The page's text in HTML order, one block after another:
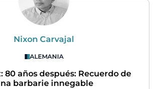
Nixon Carvajal
ALEMANIA
80 años después: Recuerdo de
barbarie innegable